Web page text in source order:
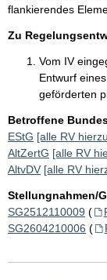
flankierendes
Zu
Vom IV
Entwurf
geförderten
Betroffene
EStG [alle RV
AltZertG [alle RV
AltvDV [alle RV
Stellungnahmen/
SG2512110009 (
SG2604210006 (